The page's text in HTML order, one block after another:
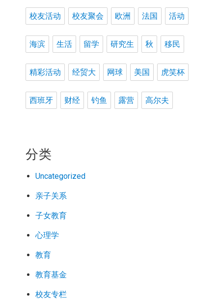
校友活动 校友聚会 欧洲 法国 活动
海滨 生活 留学 研究生 秋 移民
精彩活动 经贸大 网球 美国 虎笑杯
西班牙 财经 钓鱼 露营 高尔夫
分类
Uncategorized
亲子关系
子女教育
心理学
教育
教育基金
校友专栏